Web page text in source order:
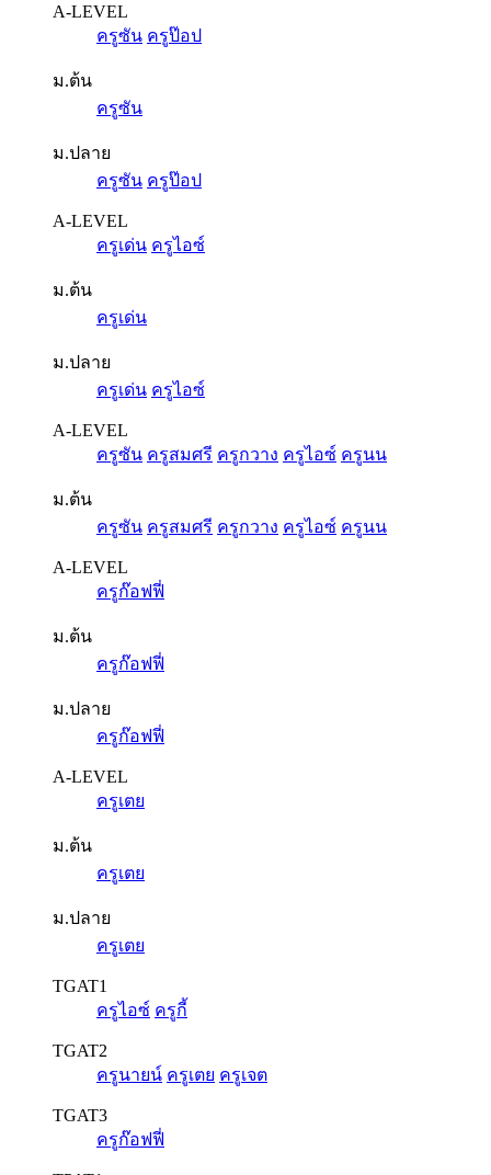
A-LEVEL
ครูซัน ครูป๊อป
ม.ต้น
ครูซัน
ม.ปลาย
ครูซัน ครูป๊อป
A-LEVEL
ครูเด่น ครูไอซ์
ม.ต้น
ครูเด่น
ม.ปลาย
ครูเด่น ครูไอซ์
A-LEVEL
ครูซัน ครูสมศรี ครูกวาง ครูไอซ์ ครูนน
ม.ต้น
ครูซัน ครูสมศรี ครูกวาง ครูไอซ์ ครูนน
A-LEVEL
ครูก๊อฟฟี่
ม.ต้น
ครูก๊อฟฟี่
ม.ปลาย
ครูก๊อฟฟี่
A-LEVEL
ครูเตย
ม.ต้น
ครูเตย
ม.ปลาย
ครูเตย
TGAT1
ครูไอซ์ ครูกี้
TGAT2
ครูนายน์ ครูเตย ครูเจต
TGAT3
ครูก๊อฟฟี่